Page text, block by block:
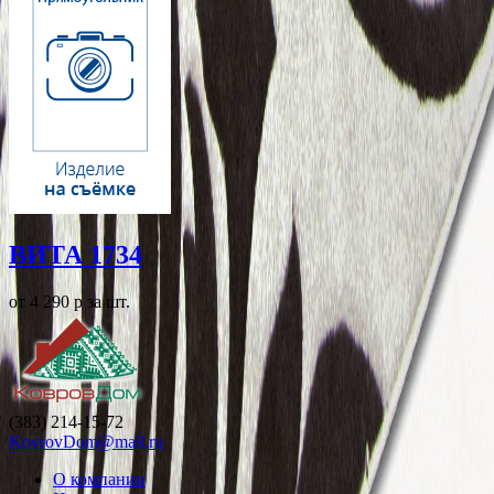
ВИТА 1734
от 4 290 p за шт.
(383) 214-15-72
KovrovDom@mail.ru
О компании